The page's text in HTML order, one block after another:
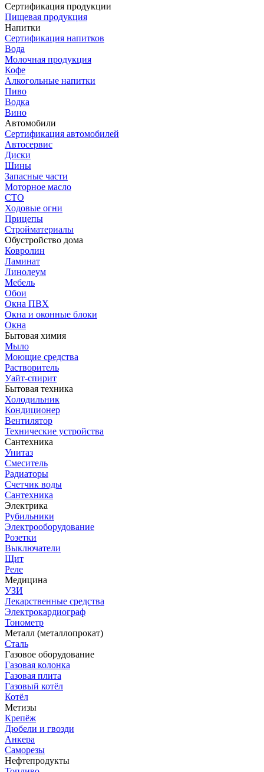
Сертификация продукции
Пищевая продукция
Напитки
Сертификация напитков
Вода
Молочная продукция
Кофе
Алкогольные напитки
Пиво
Водка
Вино
Автомобили
Сертификация автомобилей
Автосервис
Диски
Шины
Запасные части
Моторное масло
СТО
Ходовые огни
Прицепы
Стройматериалы
Обустройство дома
Ковролин
Ламинат
Линолеум
Мебель
Обои
Окна ПВХ
Окна и оконные блоки
Окна
Бытовая химия
Мыло
Моющие средства
Растворитель
Уайт-спирит
Бытовая техника
Холодильник
Кондиционер
Вентилятор
Технические устройства
Сантехника
Унитаз
Смеситель
Радиаторы
Счетчик воды
Сантехника
Электрика
Рубильники
Электрооборудование
Розетки
Выключатели
Щит
Реле
Медицина
УЗИ
Лекарственные средства
Электрокардиограф
Тонометр
Металл (металлопрокат)
Сталь
Газовое оборудование
Газовая колонка
Газовая плита
Газовый котёл
Котёл
Метизы
Крепёж
Дюбели и гвозди
Анкера
Саморезы
Нефтепродукты